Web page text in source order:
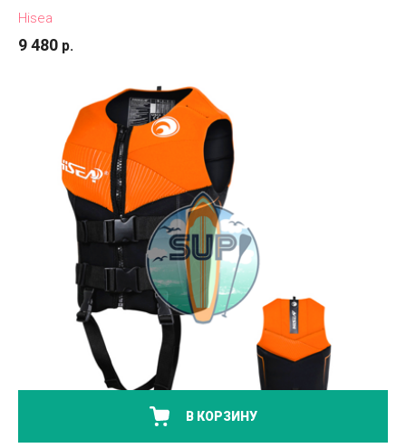
Hisea
9 480 р.
В КОРЗИНУ